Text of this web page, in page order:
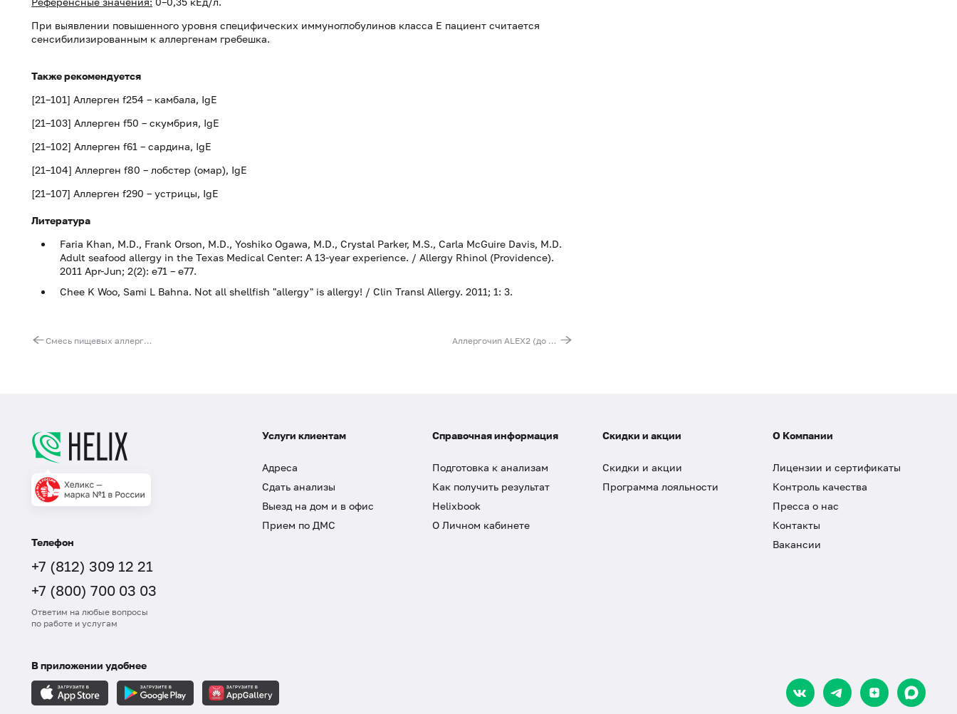
При выявлении повышенного уровня специфических иммуноглобулинов класса Е пациент считается
сенсибилизированным к аллергенам гребешка.
Также рекомендуется
[21–101] Аллерген f254 – камбала, IgE
[21–103] Аллерген f50 – скумбрия, IgE
[21–102] Аллерген f61 – сардина, IgE
[21–104] Аллерген f80 – лобстер (омар), IgE
[21–107] Аллерген f290 – устрицы, IgE
Литература
Faria Khan, M.D., Frank Orson, M.D., Yoshiko Ogawa, M.D., Crystal Parker, M.S., Carla McGuire Davis, M.D.
Adult seafood allergy in the Texas Medical Center: A 13-year experience. / Allergy Rhinol (Providence).
2011 Apr-Jun; 2(2): e71 – e77.
Chee K Woo, Sami L Bahna. Not all shellfish "allergy" is allergy! / Clin Transl Allergy. 2011; 1: 3.
Смесь пищевых аллергенов fx24 (ImmunoCAP), IgE: фундук, креветка, киви, банан Аллергочип ALEX2 (до 300 аллергокомпонентов + IgE общий)
Телефон
+7 (812) 309 12 21
+7 (800) 700 03 03
Ответим на любые вопросы
по работе и услугам
Услуги клиентам
Адреса
Сдать анализы
Выезд на дом и в офис
Прием по ДМС
Справочная информация
Подготовка к анализам
Как получить результат
Helixbook
О Личном кабинете
Скидки и акции
Скидки и акции
Программа лояльности
О Компании
Лицензии и сертификаты
Контроль качества
Пресса о нас
Контакты
Вакансии
В приложении удобнее